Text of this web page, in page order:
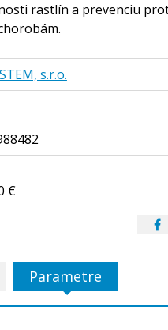
rastlín a prevenciu
s.r.o.
€
Parametre